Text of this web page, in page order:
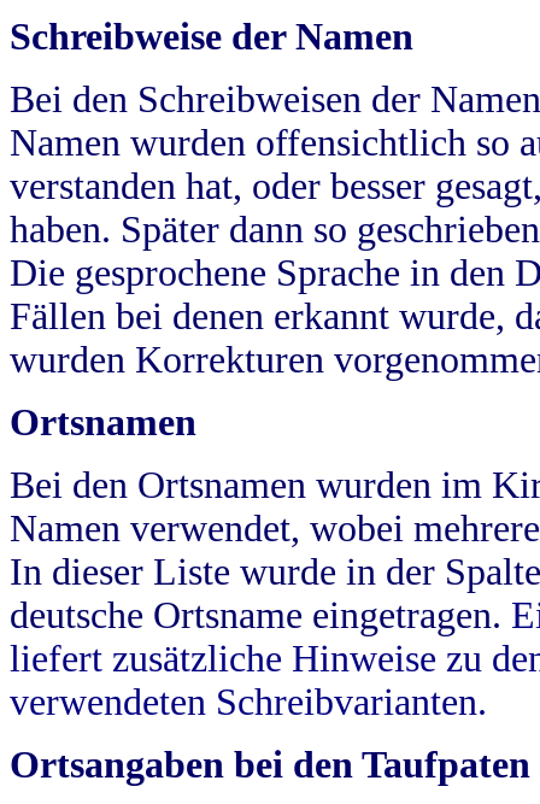
Schreibweise der Namen
Bei den Schreibweisen der
Namen wurden offensichtlich so
verstanden hat, oder besser
haben. Später dann so
Die gesprochene Sprache in
Fällen bei denen erkannt wurde,
wurden Korrekturen
Ortsnamen
Bei den Ortsnamen wurden im
Namen verwendet, wobei
In dieser Liste wurde in der
deutsche Ortsname eingetragen.
liefert zusätzliche Hinweise zu
verwendeten Schreibvarianten.
Ortsangaben bei den Taufpaten